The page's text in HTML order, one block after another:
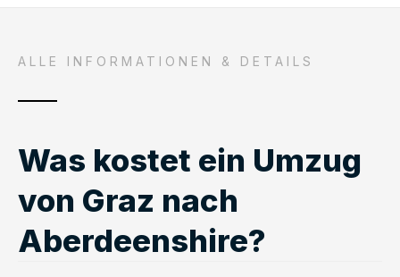
ALLE INFORMATIONEN & DETAILS
Was kostet ein Umzug
von Graz nach
Aberdeenshire?